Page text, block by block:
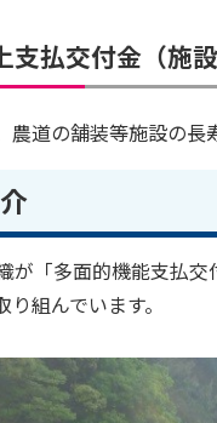
支払交付金（施
農道の舗装等施設の長
が「多面的機能支払
り組んでいます。